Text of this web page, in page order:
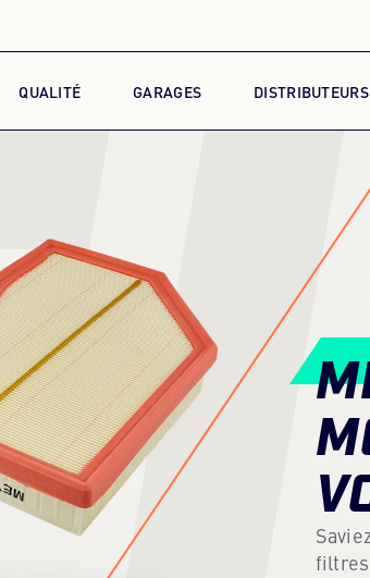
QUALITÉ GARAGES DISTRIBUTEURS
filtres